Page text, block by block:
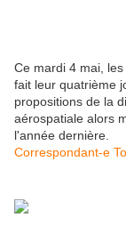
Ce mardi 4 mai,
fait leur quatrième
propositions de la
aérospatiale alors
l'année dernière.
Correspondant-e